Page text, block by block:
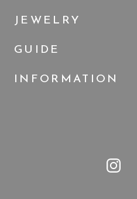
JEWELRY
GUIDE
INFORMATION